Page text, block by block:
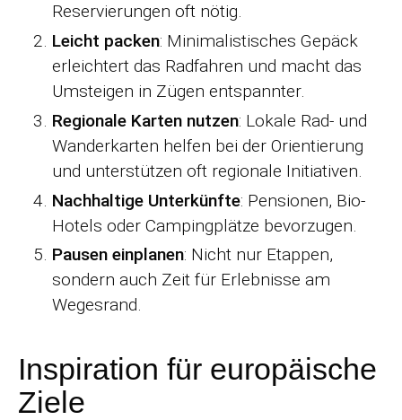
Reservierungen oft nötig.
Leicht packen: Minimalistisches Gepäck
erleichtert das Radfahren und macht das
Umsteigen in Zügen entspannter.
Regionale Karten nutzen: Lokale Rad- und
Wanderkarten helfen bei der Orientierung
und unterstützen oft regionale Initiativen.
Nachhaltige Unterkünfte: Pensionen, Bio-
Hotels oder Campingplätze bevorzugen.
Pausen einplanen: Nicht nur Etappen,
sondern auch Zeit für Erlebnisse am
Wegesrand.
Inspiration für europäische
Ziele